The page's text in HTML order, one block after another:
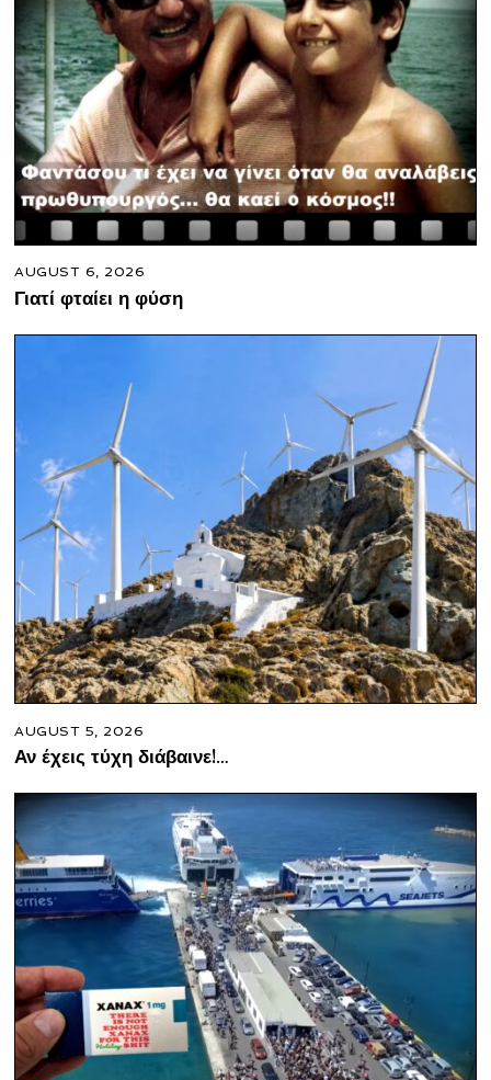
AUGUST 6, 2026
Γιατί φταίει η φύση
AUGUST 5, 2026
Αν έχεις τύχη διάβαινε!…